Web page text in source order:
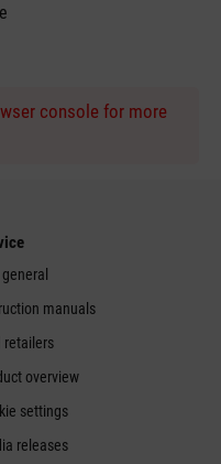
console for more
general
manuals
retailers
overview
settings
releases